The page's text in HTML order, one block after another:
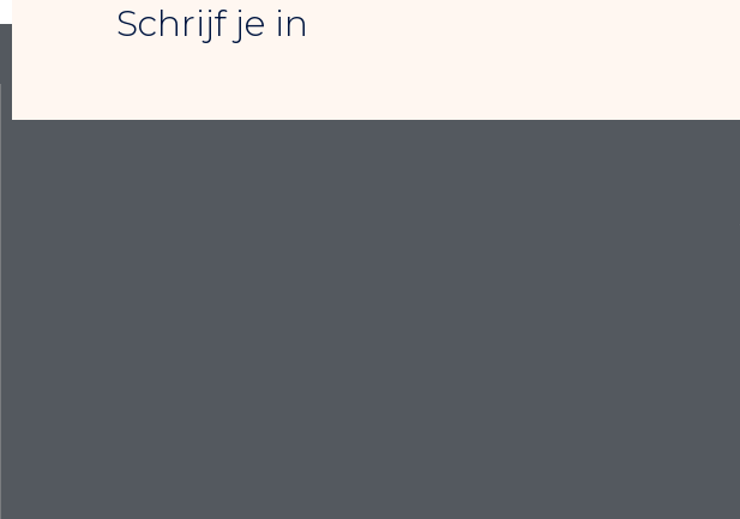
Schrijf je in